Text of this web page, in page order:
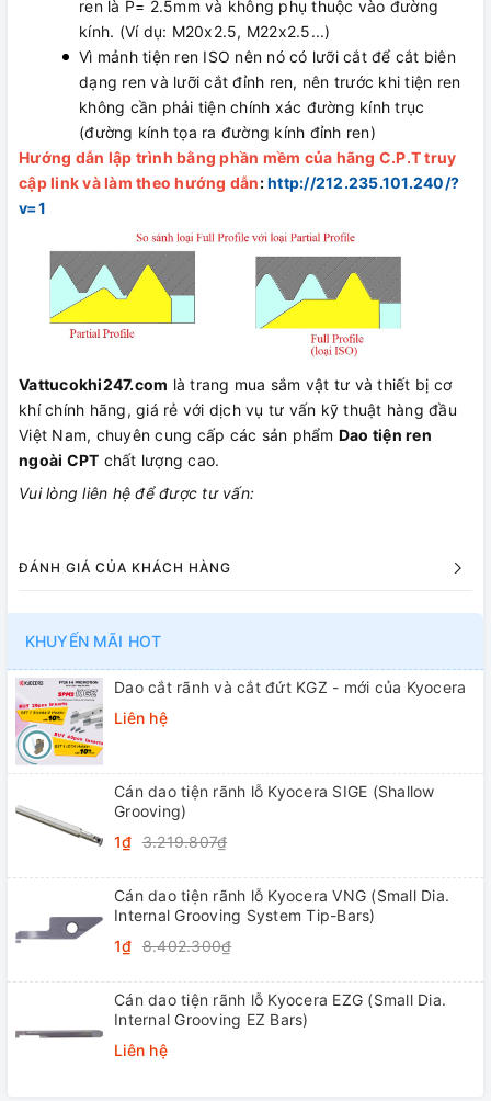
ren là P= 2.5mm và không phụ thuộc vào đường
kính. (Ví dụ: M20x2.5, M22x2.5...)
Vì mảnh tiện ren ISO nên nó có lưỡi cắt để cắt biên
dạng ren và lưỡi cắt đỉnh ren, nên trước khi tiện ren
không cần phải tiện chính xác đường kính trục
(đường kính tọa ra đường kính đỉnh ren)
Hướng dẫn lập trình bằng phần mềm của hãng C.P.T truy
cập link và làm theo hướng dẫn:http://212.235.101.240/?
v=1
Vattucokhi247.com là trang mua sắm vật tư và thiết bị cơ
khí chính hãng, giá rẻ với dịch vụ tư vấn kỹ thuật hàng đầu
Việt Nam, chuyên cung cấp các sản phẩm Dao tiện ren
ngoài CPT chất lượng cao.
Vui lòng liên hệ để được tư vấn:
ĐÁNH GIÁ CỦA KHÁCH HÀNG
KHUYẾN MÃI HOT
Dao cắt rãnh và cắt đứt KGZ - mới của Kyocera
Liên hệ
Cán dao tiện rãnh lỗ Kyocera SIGE (Shallow
Grooving)
1₫ 3.219.807₫
Cán dao tiện rãnh lỗ Kyocera VNG (Small Dia.
Internal Grooving System Tip-Bars)
1₫ 8.402.300₫
Cán dao tiện rãnh lỗ Kyocera EZG (Small Dia.
Internal Grooving EZ Bars)
Liên hệ